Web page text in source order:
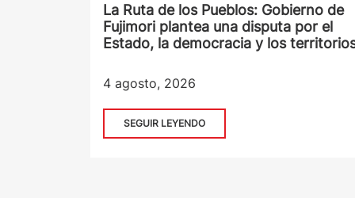
La Ruta de los Pueblos: Gobierno de
Fujimori plantea una disputa por el
Estado, la democracia y los
4 agosto, 2026
SEGUIR LEYENDO